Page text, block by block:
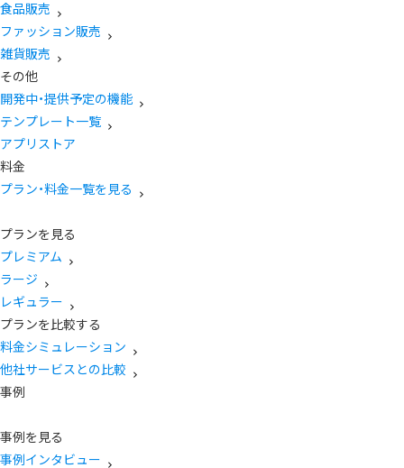
食品販売
ファッション販売
雑貨販売
その他
開発中・提供予定の機能
テンプレート一覧
アプリストア
料金
プラン・料金一覧を見る
プランを見る
プレミアム
ラージ
レギュラー
プランを比較する
料金シミュレーション
他社サービスとの比較
事例
事例を見る
事例インタビュー